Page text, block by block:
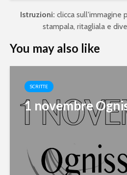
Istruzioni: clicca sull'immagine
stampala, ritagliala e
You may also like
SCRITTE
1 novembre